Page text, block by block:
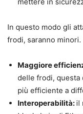
In questo modo gli
frodi, saranno minori.
Maggiore
delle frodi, questa
più efficiente a
Interoperabilità: il